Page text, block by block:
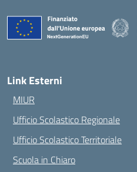
Link Esterni
MIUR
Ufficio Scolastico Regionale
Ufficio Scolastico Territoriale
Scuola in Chiaro